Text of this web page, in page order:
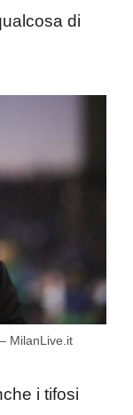
di
MilanLive.it
i tifosi